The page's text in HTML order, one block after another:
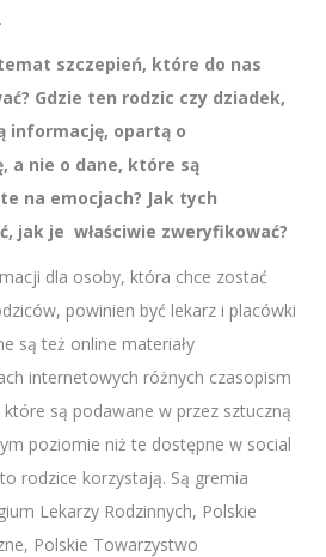
szczepień, które do nas
Gdzie ten rodzic czy dziadek,
informację, opartą o
a nie o dane, które są
na emocjach? Jak tych
jak je właściwie zweryfikować?
dla osoby, która chce zostać
powinien być lekarz i placówki
są też online materiały
internetowych różnych czasopism
są podawane w przez sztuczną
poziomie niż te dostępne w social
rodzice korzystają. Są gremia
Lekarzy Rodzinnych, Polskie
Polskie Towarzystwo